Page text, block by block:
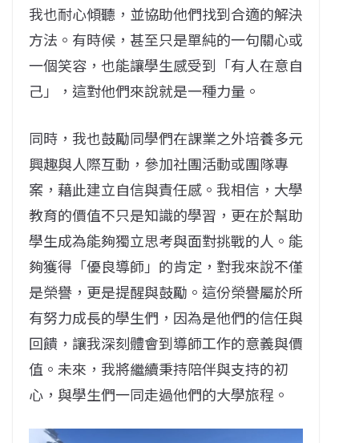
我也耐心傾聽，並協助他們找到合適的解決
方法。有時候，甚至只是單純的一句關心或
一個笑容，也能讓學生感受到「有人在意自
己」，這對他們來說就是一種力量。
同時，我也鼓勵同學們在課業之外培養多元
興趣與人際互動，參加社團活動或團隊專
案，藉此建立自信與責任感。我相信，大學
教育的價值不只是知識的學習，更在於幫助
學生成為能夠獨立思考與面對挑戰的人。能
夠獲得「優良導師」的肯定，對我來說不僅
是榮譽，更是提醒與鼓勵。這份榮譽屬於所
有努力成長的學生們，因為是他們的信任與
回饋，讓我深刻體會到導師工作的意義與價
值。未來，我將繼續秉持陪伴與支持的初
心，與學生們一同走過他們的大學旅程。